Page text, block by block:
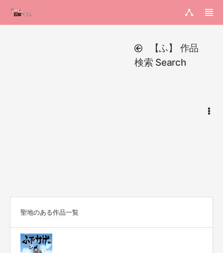
【ふ】 作品
検索 Search
聖地のある作品一覧